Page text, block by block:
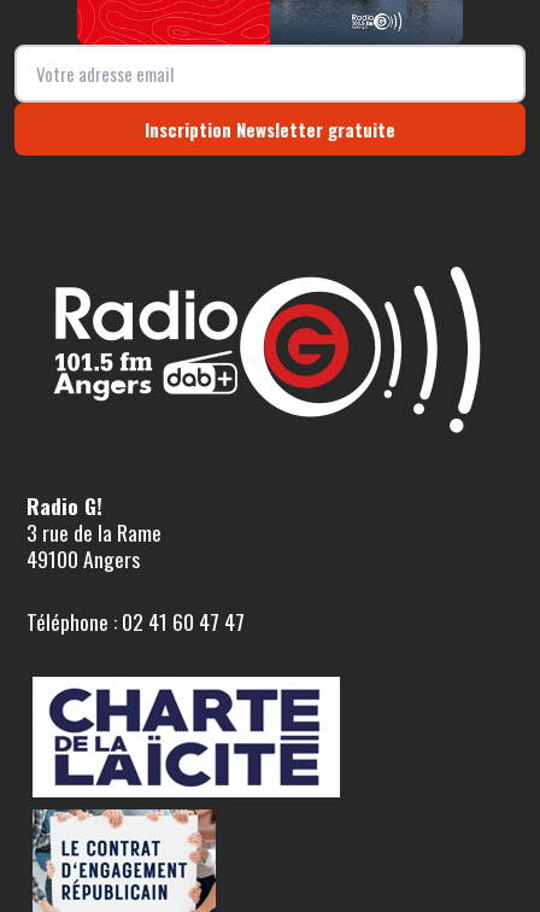
Inscription Newsletter gratuite
Radio G!
3 rue de la Rame
49100 Angers
Téléphone : 02 41 60 47 47